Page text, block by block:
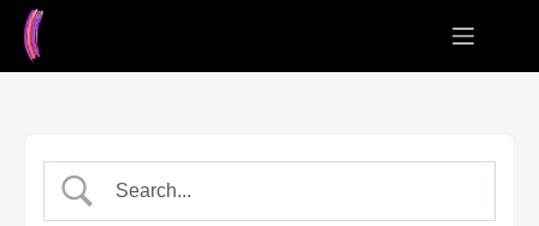
Zum
Inhalt
springen